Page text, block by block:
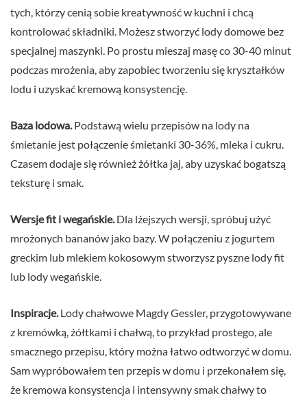
tych, którzy cenią sobie kreatywność w kuchni i chcą
kontrolować składniki. Możesz stworzyć lody domowe bez
specjalnej maszynki. Po prostu mieszaj masę co 30-40 minut
podczas mrożenia, aby zapobiec tworzeniu się kryształków
lodu i uzyskać kremową konsystencję.
Baza lodowa.Podstawą wielu przepisów na lody na
śmietanie jest połączenie śmietanki 30-36%, mleka i cukru.
Czasem dodaje się również żółtka jaj, aby uzyskać bogatszą
teksturę i smak.
Wersje fit i wegańskie.Dla lżejszych wersji, spróbuj użyć
mrożonych bananów jako bazy. W połączeniu z jogurtem
greckim lub mlekiem kokosowym stworzysz pyszne lody fit
lub lody wegańskie.
Inspiracje.Lody chałwowe Magdy Gessler, przygotowywane
z kremówką, żółtkami i chałwą, to przykład prostego, ale
smacznego przepisu, który można łatwo odtworzyć w domu.
Sam wypróbowałem ten przepis w domu i przekonałem się,
że kremowa konsystencja i intensywny smak chałwy to